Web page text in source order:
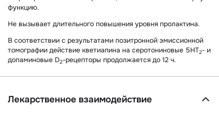
функцию.
Не вызывает длительного повышения уровня пролактина.
В соответствии с результатами позитронной эмиссионной
томографии действие кветиапина на серотониновые 5HT2- и
допаминовые D2-рецепторы продолжается до 12 ч.
Лекарственное взаимодействие